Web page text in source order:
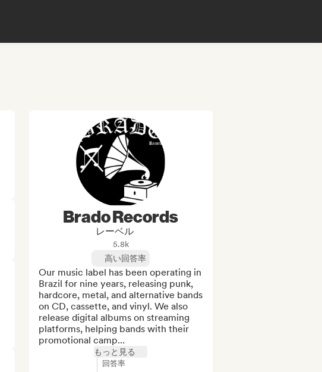
Brado Records
レーベル
5.8k
高い回答率
Our music label has been operating in
Brazil for nine years, releasing punk,
hardcore, metal, and alternative bands
on CD, cassette, and vinyl. We also
release digital albums on streaming
platforms, helping bands with their
promotional camp...
もっと見る
回答率